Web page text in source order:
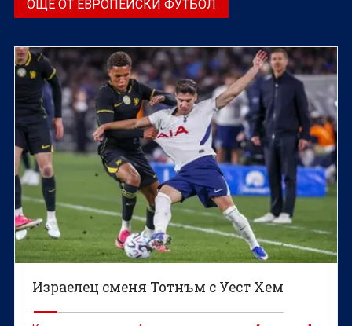
ОЩЕ ОТ ЕВРОПЕЙСКИ ФУТБОЛ
Израелец сменя Тотнъм с Уест Хем